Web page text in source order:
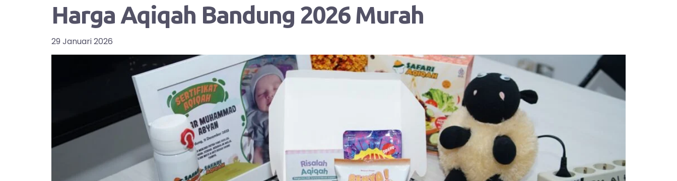
Harga Aqiqah Bandung 2026 Murah
29 Januari 2026